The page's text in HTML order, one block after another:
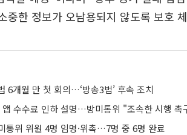
중한 정보가 오남용되지 않도록 보호
6개월 만 첫 회의…‘방송3법’ 후속 조치
수수료 인하 설명…방미통위 "조속한 시행 촉
통위 위원 4명 임명·위촉…7명 중 6명 완료